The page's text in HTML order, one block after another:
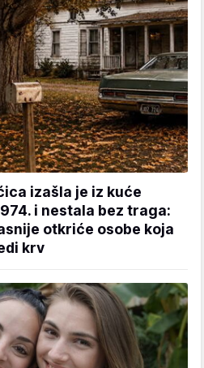
izašla je iz kuće
i nestala bez traga:
otkriće osobe koja
krv